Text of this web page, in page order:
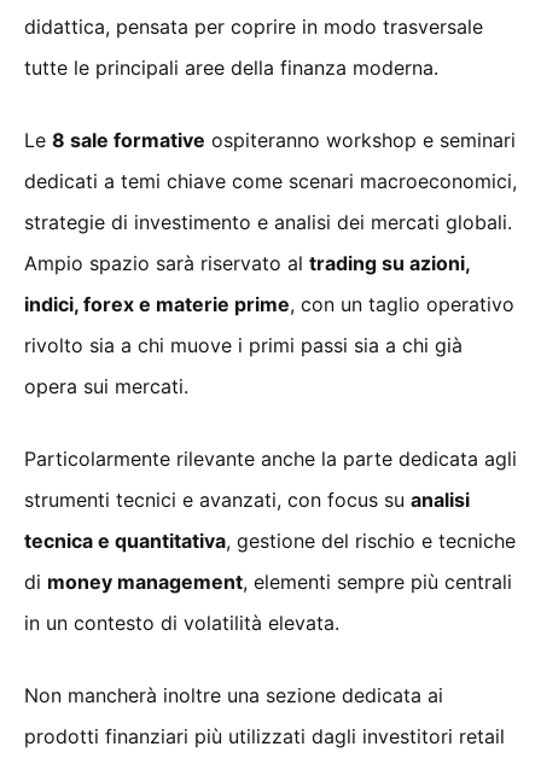
didattica, pensata per coprire in modo trasversale
tutte le principali aree della finanza moderna.
Le 8 sale formative ospiteranno workshop e seminari
dedicati a temi chiave come scenari macroeconomici,
strategie di investimento e analisi dei mercati globali.
Ampio spazio sarà riservato al trading su azioni,
indici, forex e materie prime, con un taglio operativo
rivolto sia a chi muove i primi passi sia a chi già
opera sui mercati.
Particolarmente rilevante anche la parte dedicata agli
strumenti tecnici e avanzati, con focus su analisi
tecnica e quantitativa, gestione del rischio e tecniche
di money management, elementi sempre più centrali
in un contesto di volatilità elevata.
Non mancherà inoltre una sezione dedicata ai
prodotti finanziari più utilizzati dagli investitori retail